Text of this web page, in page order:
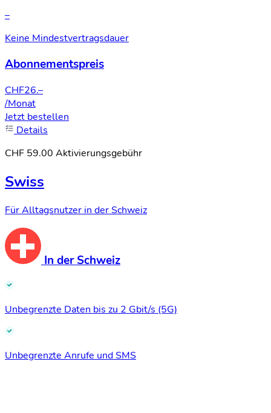
–
Keine Mindestvertragsdauer
Abonnementspreis
CHF26.–
/Monat
Jetzt bestellen
Details
CHF 59.00 Aktivierungsgebühr
Swiss
Für Alltagsnutzer in der Schweiz
In der Schweiz
Unbegrenzte Daten bis zu 2 Gbit/s (5G)
Unbegrenzte Anrufe und SMS